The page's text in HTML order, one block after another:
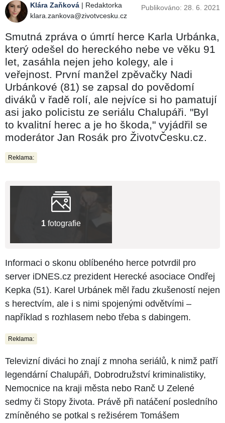
Klára Zaňková | Redaktorka
klara.zankova@zivotvcesku.cz
Publikováno: 28. 6. 2021
Smutná zpráva o úmrtí herce Karla Urbánka,
který odešel do hereckého nebe ve věku 91
let, zasáhla nejen jeho kolegy, ale i
veřejnost. První manžel zpěvačky Nadi
Urbánkové (81) se zapsal do povědomí
diváků v řadě rolí, ale nejvíce si ho pamatují
asi jako policistu ze seriálu Chalupáři. "Byl
to kvalitní herec a je ho škoda," vyjádřil se
moderátor Jan Rosák pro ŽivotvČesku.cz.
Reklama:
1 fotografie
Informaci o skonu oblíbeného herce potvrdil pro
server iDNES.cz prezident Herecké asociace Ondřej
Kepka (51). Karel Urbánek měl řadu zkušeností nejen
s herectvím, ale i s nimi spojenými odvětvími –
například s rozhlasem nebo třeba s dabingem.
Reklama:
Televizní diváci ho znají z mnoha seriálů, k nimž patří
legendární Chalupáři, Dobrodružství kriminalistiky,
Nemocnice na kraji města nebo Ranč U Zelené
sedmy či Stopy života. Právě při natáčení posledního
zmíněného se potkal s režisérem Tomášem